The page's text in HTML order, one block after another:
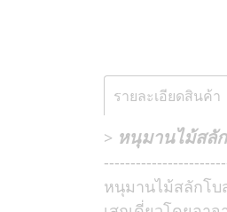
รายละเอียดสินค้า
> หนุมานไม้สลั
หนุมานไม้สลักโบ